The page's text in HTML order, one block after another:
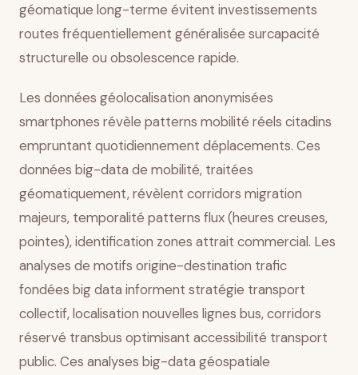
géomatique long-terme évitent investissements
routes fréquentiellement généralisée surcapacité
structurelle ou obsolescence rapide.
Les données géolocalisation anonymisées
smartphones révèle patterns mobilité réels citadins
empruntant quotidiennement déplacements. Ces
données big-data de mobilité, traitées
géomatiquement, révèlent corridors migration
majeurs, temporalité patterns flux (heures creuses,
pointes), identification zones attrait commercial. Les
analyses de motifs origine-destination trafic
fondées big data informent stratégie transport
collectif, localisation nouvelles lignes bus, corridors
réservé transbus optimisant accessibilité transport
public. Ces analyses big-data géospatiale